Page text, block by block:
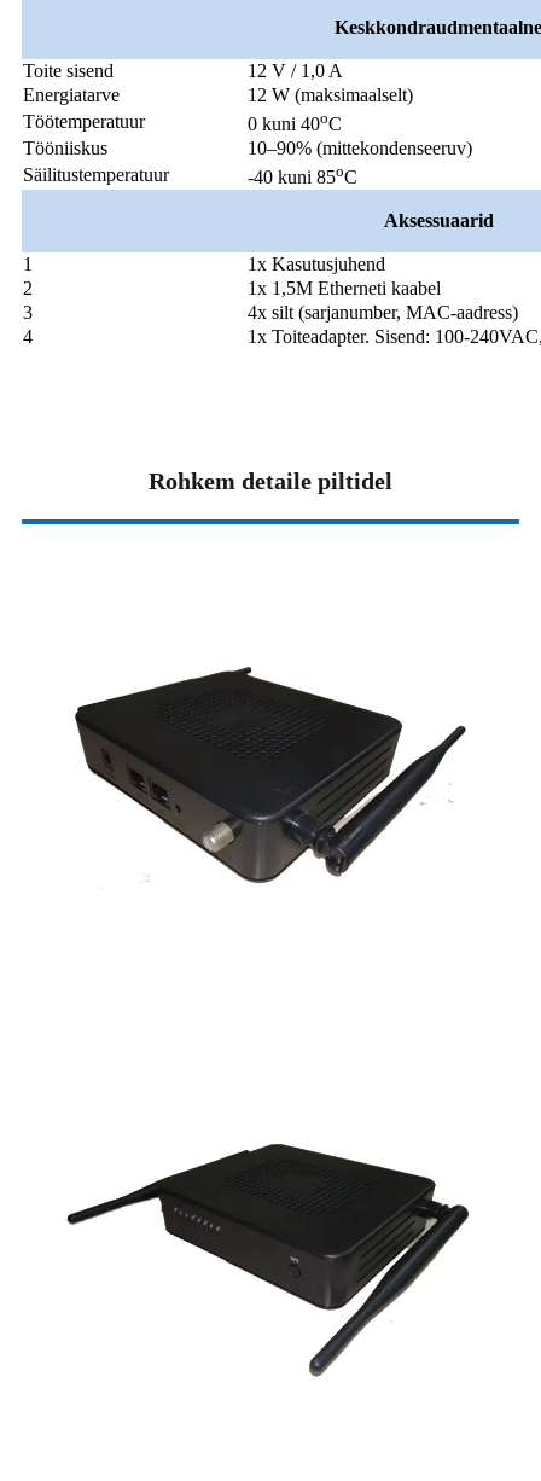
Keskkondraudmentaalne
Toite sisend
12 V / 1,0 A
Energiatarve
12 W (maksimaalselt)
Töötemperatuur
0 kuni 40oC
Tööniiskus
10–90% (mittekondenseeruv)
Säilitustemperatuur
-40 kuni 85oC
Aksessuaarid
1
1x Kasutusjuhend
2
1x 1,5M Etherneti kaabel
3
4x silt (sarjanumber, MAC-aadress)
4
1x Toiteadapter. Sisend: 100-
Rohkem detaile piltidel